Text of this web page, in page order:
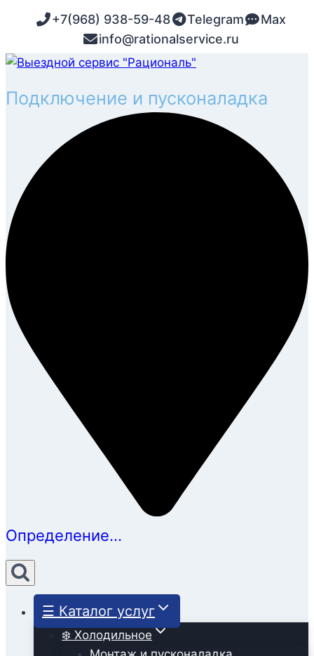
Перейти
содержимому
+7(968) 938-59-48 Telegram
Max
info@rationalservice.ru
Монтаж и демонтаж
Определение...
☰ Каталог услуг
❄️ Холодильное